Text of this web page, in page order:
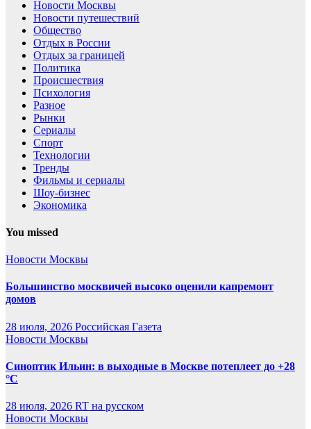
Новости Москвы
Новости путешествий
Общество
Отдых в России
Отдых за границей
Политика
Происшествия
Психология
Разное
Рынки
Сериалы
Спорт
Технологии
Тренды
Фильмы и сериалы
Шоу-бизнес
Экономика
You missed
Новости Москвы
Большинство москвичей высоко оценили капремонт
домов
28 июля, 2026 Российская Газета
Новости Москвы
Синоптик Ильин: в выходные в Москве потеплеет до +28
°C
28 июля, 2026 RT на русском
Новости Москвы